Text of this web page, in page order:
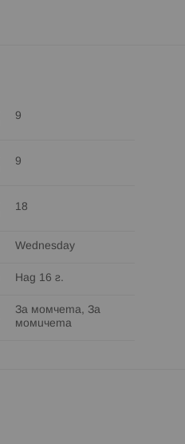
9
9
18
Wednesday
Над 16 г.
За момчета, За
момичета